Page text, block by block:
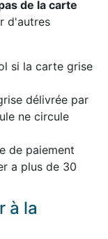
de la carte
d'autres
si la carte grise
délivrée par
ne circule
de paiement
a plus de 30
à la